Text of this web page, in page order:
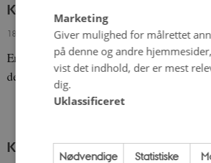
Kalevalas forskellige betydninger
18. september 2023-Emma Healey
En oversigt over forskellige perspektiver
det episke digt.
Kulturarv i Færøerne og Åland
Marketing
Giver mulighed for målrettet
på denne og andre
vist det indhold, der er mest
dig.
Uklassificeret
Nødvendige Statistiske